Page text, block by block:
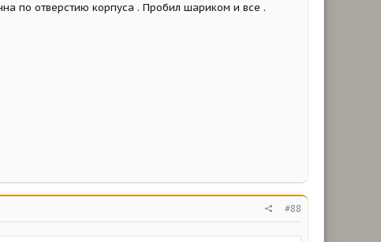
по отверстию корпуса . Пробил шариком и все .
#88